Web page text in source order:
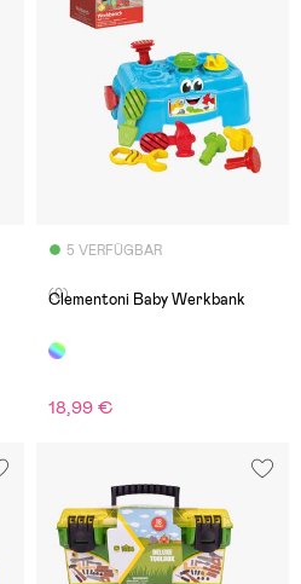
5 VERFÜGBAR
(0)
Clementoni Baby Werkbank
18,99 €